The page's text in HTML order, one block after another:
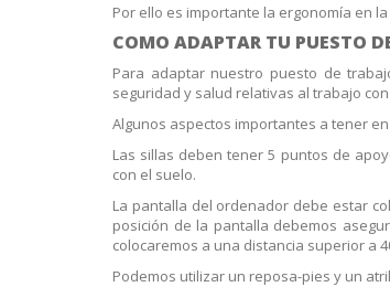
Por ello es importante la ergonomía en
COMO ADAPTAR TU PUESTO
Para adaptar nuestro puesto de
seguridad y salud relativas al trabajo
Algunos aspectos importantes a tener
Las sillas deben tener 5 puntos de
con el suelo.
La pantalla del ordenador debe estar
posición de la pantalla debemos
colocaremos a una distancia superior a
Podemos utilizar un reposa-pies y un